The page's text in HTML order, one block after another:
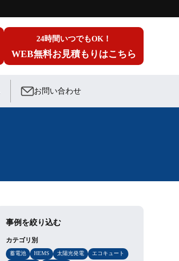
24時間いつでもOK！
WEB無料お見積もりはこちら
お問い合わせ
事例を絞り込む
カテゴリ別
蓄電池 HEMS 太陽光発電
エコキュート